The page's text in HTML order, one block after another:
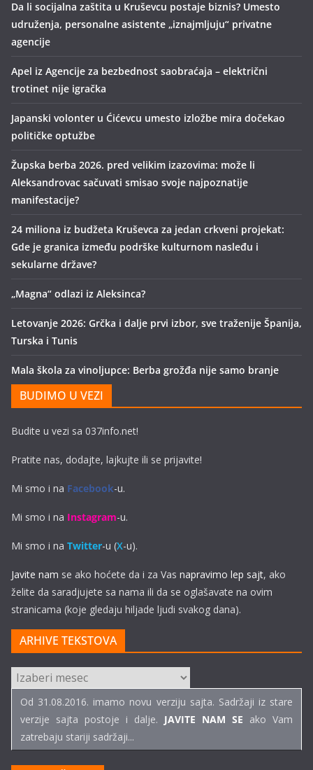
Da li socijalna zaštita u Kruševcu postaje biznis? Umesto
udruženja, personalne asistente „iznajmljuju“ privatne
agencije
Apel iz Agencije za bezbednost saobraćaja – električni
trotinet nije igračka
Japanski volonter u Ćićevcu umesto izložbe mira dočekao
političke optužbe
Župska berba 2026. pred velikim izazovima: može li
Aleksandrovac sačuvati smisao svoje najpoznatije
manifestacije?
24 miliona iz budžeta Kruševca za jedan crkveni projekat:
Gde je granica između podrške kulturnom nasleđu i
sekularne države?
„Magna“ odlazi iz Aleksinca?
Letovanje 2026: Grčka i dalje prvi izbor, sve traženije Španija,
Turska i Tunis
Mala škola za vinoljupce: Berba grožđa nije samo branje
BUDIMO U VEZI
Budite u vezi sa 037info.net!
Pratite nas, dodajte, lajkujte ili se prijavite!
Mi smo i na Facebook-u.
Mi smo i na Instagram-u.
Mi smo i na Twitter-u (X-u).
Javite nam se ako hoćete da i za Vas napravimo lep sajt, ako
želite da saradjujete sa nama ili da se oglašavate na ovim
stranicama (koje gledaju hiljade ljudi svakog dana).
ARHIVE TEKSTOVA
ARHIVE
TEKSTOVA
Od 31.08.2016. imamo novu verziju sajta. Sadržaji iz stare
verzije sajta postoje i dalje. JAVITE NAM SE ako Vam
zatrebaju stariji sadržaji...